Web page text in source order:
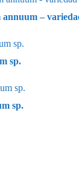
–
sp.
sp.